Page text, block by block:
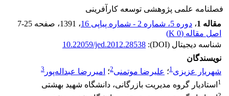
فصلنامه علمی پژوهشی توسعه کارآفرینی
مقاله 1
، دوره 5، شماره 2 - شماره پیاپی 16 ، 1391 ، صفحه 7-25
اصل مقاله (0 K
)
شناسه دیجیتال (DOI):
10.22059/jed.2012.28538
نویسندگان
شهریار عزیزی1؛ علیرضا موتمنی2؛ امیررضا عبداله‌پور 3
1 استادیار گروه مدیریت بازرگانی، دانشگاه شهید بهشتی